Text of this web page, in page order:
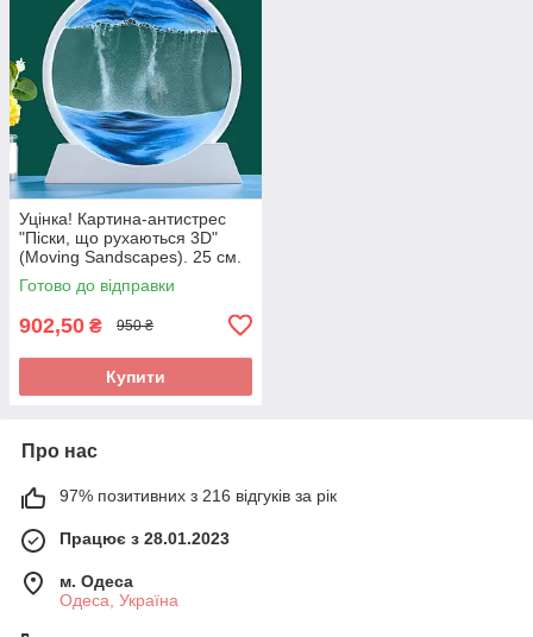
Уцінка! Картина-антистрес
"Піски, що рухаються 3D"
(Moving Sandscapes). 25 см.
Готово до відправки
902,50 ₴ 950 ₴
Купити
Про нас
97% позитивних з 216 відгуків за рік
Працює з 28.01.2023
м. Одеса
Одеса, Україна